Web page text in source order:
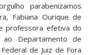
parabenizamos
Fabiana Ourique de
professora efetiva do
Departamento de
de Juiz de Fora